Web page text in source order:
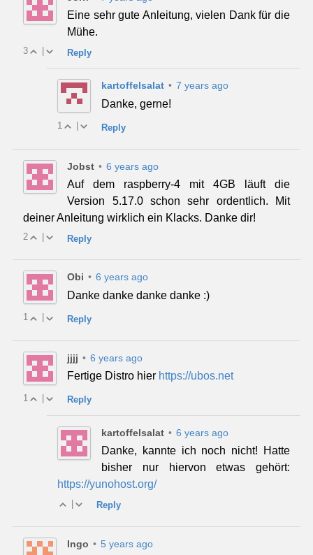
Eine sehr gute Anleitung, vielen Dank für die
Mühe.
3 Reply
kartoffelsalat • 7 years ago
Danke, gerne!
1 Reply
Jobst • 6 years ago
Auf dem raspberry-4 mit 4GB läuft die
Version 5.17.0 schon sehr ordentlich. Mit
deiner Anleitung wirklich ein Klacks. Danke dir!
2 Reply
Obi • 6 years ago
Danke danke danke danke :)
1 Reply
jjjj • 6 years ago
Fertige Distro hier https://ubos.net
1 Reply
kartoffelsalat • 6 years ago
Danke, kannte ich noch nicht! Hatte
bisher nur hiervon etwas gehört:
https://yunohost.org/
| Reply
Ingo • 5 years ago